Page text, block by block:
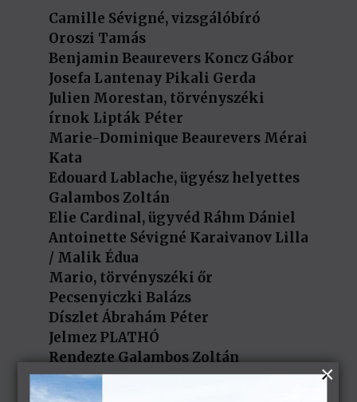
Camille Sévigné, vizsgálóbíró
Oroszi Tamás
Benjamin Beaurevers Koncz Gábor
Josefa Lantenay Pikali Gerda
Julien Morestan, törvényszéki
írnok Lipták Péter
Marie-Dominique Beaurevers Mérai
Kata
Edouard Lablache, ügyész helyettes
Galambos Zoltán
Elie Cardinal, ügyvéd Ráhm Dániel
Antoinette Sévigné Karaivanov Lilla
/ Malik Édua
Mario, törvényszéki őr
Pecsenyiczki Balázs
Díszlet Ábrahám Péter
Jelmez PLATHÓ
Rendezte Galambos Zoltán
Jegyek a kastély pénztárában és